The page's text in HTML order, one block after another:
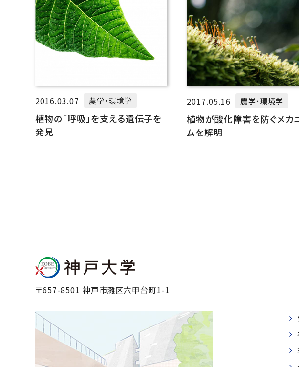
2016.03.07 農学・環境学
植物の「呼吸」を支える遺伝子を
発見
2017.05.16 農学・環境学
植物が酸化障害を防ぐメカ
ムを解明
〒657-8501 神戸市灘区六甲台町1-1